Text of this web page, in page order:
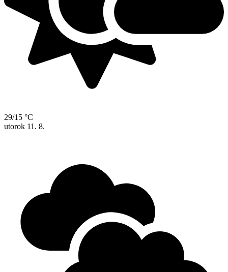
29/15 °C
utorok 11. 8.